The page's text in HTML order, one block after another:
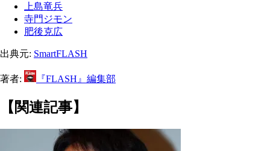
上島竜兵
寺門ジモン
肥後克広
出典元: SmartFLASH
著者: 『FLASH』編集部
【関連記事】